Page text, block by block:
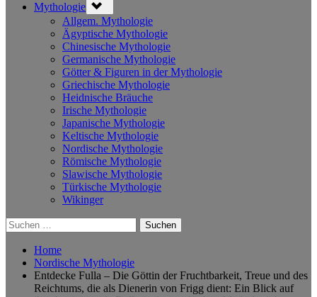
Mythologie sub-
menu
Allgem. Mythologie
Ägyptische Mythologie
Chinesische Mythologie
Germanische Mythologie
Götter & Figuren in der Mythologie
Griechische Mythologie
Heidnische Bräuche
Irische Mythologie
Japanische Mythologie
Keltische Mythologie
Nordische Mythologie
Römische Mythologie
Slawische Mythologie
Türkische Mythologie
Wikinger
Suchen
nach:
Home
Nordische Mythologie
Entdecke Fulla – Die Göttin der Fruchtbarkeit, Treue und des
Reichtums, die als Dienerin von Frigg dient: Ein Blick auf